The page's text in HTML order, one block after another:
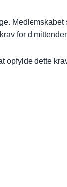
for
opfylde dette